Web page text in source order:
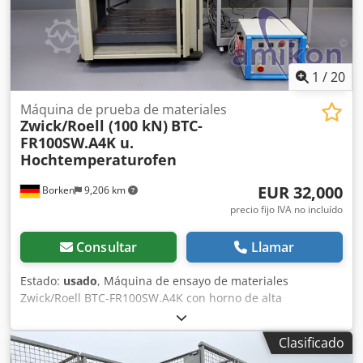
1 /20
Borken 9,206 km
Máquina de prueba de materiales
Zwick/Roell (100 kN) BTC-
FR100SW.A4K u.
Hochtemperaturofen
EUR 32,000
precio fijo IVA no incluído
Consultar Llamar
Estado: usado, Máquina de ensayo de materiales
Zwick/Roell BTC-FR100SW.A4K con horno de alta
temperatura MAYTEC HTO-09/2 1200°C-SG y célula de
carga TC-LC100KN.G02 (100 kN). El software testXpert III 1.6
se utiliza como sistema de control y evaluación para las
Clasificado